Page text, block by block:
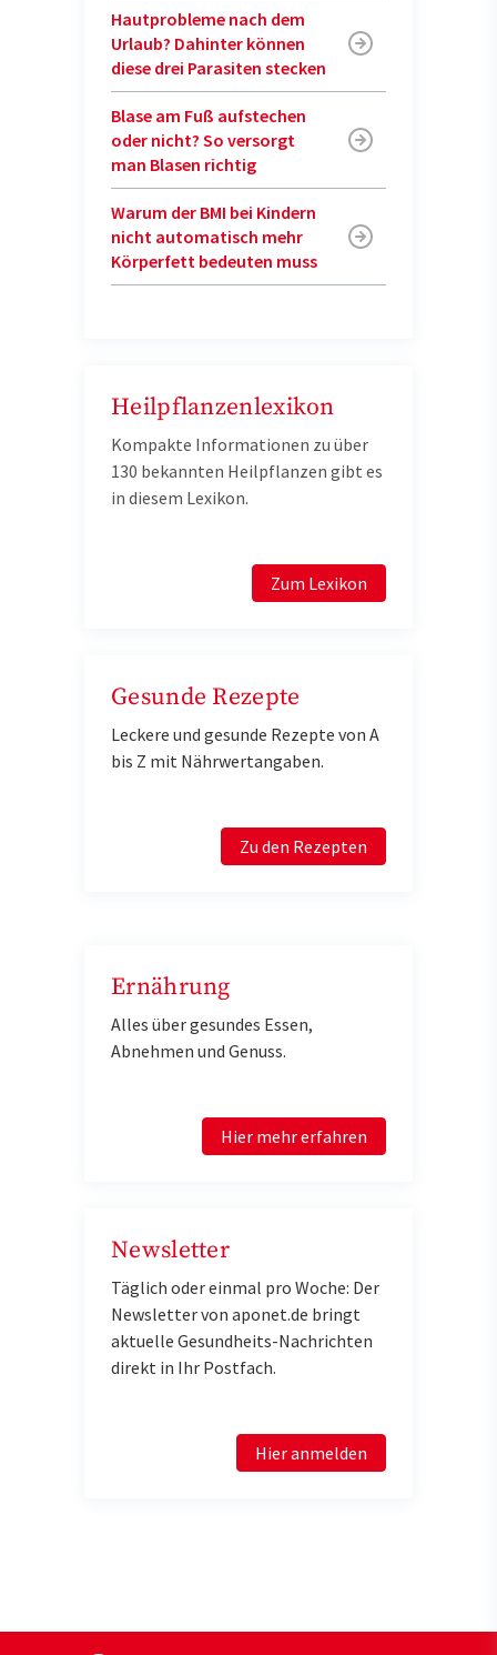
Hautprobleme nach dem
Urlaub? Dahinter können
diese drei Parasiten stecken
Blase am Fuß aufstechen
oder nicht? So versorgt
man Blasen richtig
Warum der BMI bei Kindern
nicht automatisch mehr
Körperfett bedeuten muss
Heilpflanzenlexikon
Kompakte Informationen zu über
130 bekannten Heilpflanzen gibt es
in diesem Lexikon.
Zum Lexikon
Gesunde Rezepte
Leckere und gesunde Rezepte von A
bis Z mit Nährwertangaben.
Zu den Rezepten
Ernährung
Alles über gesundes Essen,
Abnehmen und Genuss.
Hier mehr erfahren
Newsletter
Täglich oder einmal pro Woche: Der
Newsletter von aponet.de bringt
aktuelle Gesundheits-Nachrichten
direkt in Ihr Postfach.
Hier anmelden